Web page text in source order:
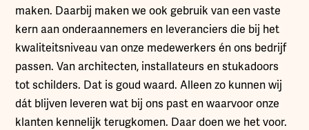
maken. Daarbij maken we ook gebruik van een vaste
kern aan onderaannemers en leveranciers die bij het
kwaliteitsniveau van onze medewerkers én ons bedrijf
passen. Van architecten, installateurs en stukadoors
tot schilders. Dat is goud waard. Alleen zo kunnen wij
dát blijven leveren wat bij ons past en waarvoor onze
klanten kennelijk terugkomen. Daar doen we het voor.